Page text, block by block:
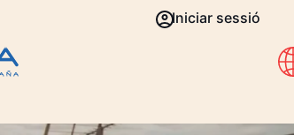
Iniciar sessió